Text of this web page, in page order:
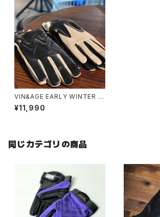
VIN&AGE EARLY WINTER G
LOVE
¥11,990
同じカテゴリの商品